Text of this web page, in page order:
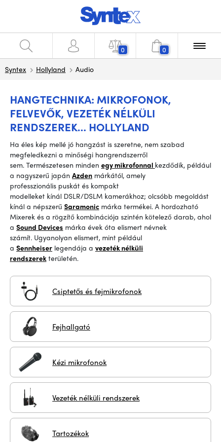
0 0
Syntex Hollyland Audio
HANGTECHNIKA: MIKROFONOK,
FELVEVŐK, VEZETÉK NÉLKÜLI
RENDSZEREK... HOLLYLAND
Ha éles kép mellé jó hangzást is szeretne, nem szabad
megfeledkezni a minőségi hangrendszerről
sem. Természetesen minden egy mikrofonnal kezdődik, például
a nagyszerű japán Azden márkától, amely
professzionális puskát és kompakt
modelleket kínál DSLR/DSLM kamerákhoz; olcsóbb megoldást
kínál a népszerű Saramonic márka termékei. A hordozható
Mixerek és a rögzítő kombinációja szintén kötelező darab, ahol
a Sound Devices márka évek óta elismert névnek
számít. Ugyanolyan elismert, mint például
a Sennheiser legendája a vezeték nélküli
rendszerek területén.
Csiptetős és fejmikrofonok
Fejhallgató
Kézi mikrofonok
Vezeték nélküli rendszerek
Tartozékok